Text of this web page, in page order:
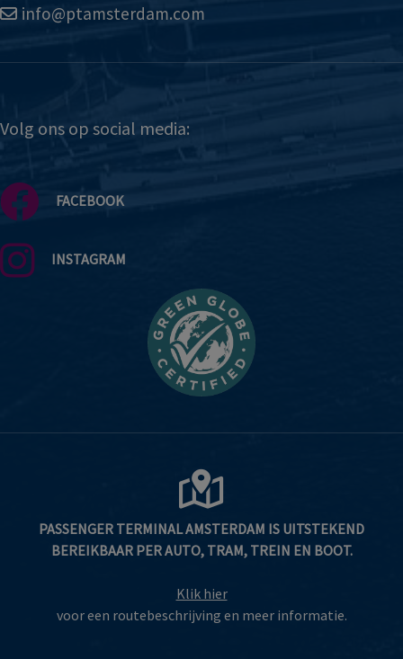
info@ptamsterdam.com
Volg ons op social media:
FACEBOOK
INSTAGRAM
PASSENGER TERMINAL AMSTERDAM IS UITSTEKEND
BEREIKBAAR PER AUTO, TRAM, TREIN EN BOOT.
Klik hier
voor een routebeschrijving en meer informatie.